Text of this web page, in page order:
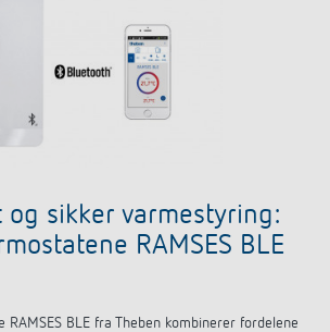
og sikker varmestyring:
RAMSES BLE
RAMSES BLE fra Theben kombinerer fordelene